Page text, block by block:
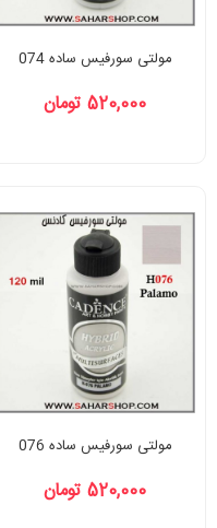
مولتی سورفیس ساده 074
520,000 تومان
مولتی سورفیس ساده 076
520,000 تومان